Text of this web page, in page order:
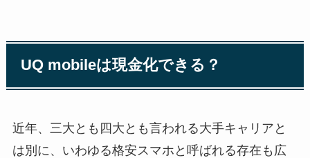
UQ mobileは現金化できる？
近年、三大とも四大とも言われる大手キャリアと
は別に、いわゆる格安スマホと呼ばれる存在も広